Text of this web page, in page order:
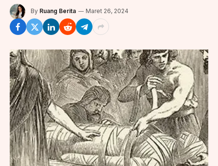
By Ruang Berita Maret 26, 2024